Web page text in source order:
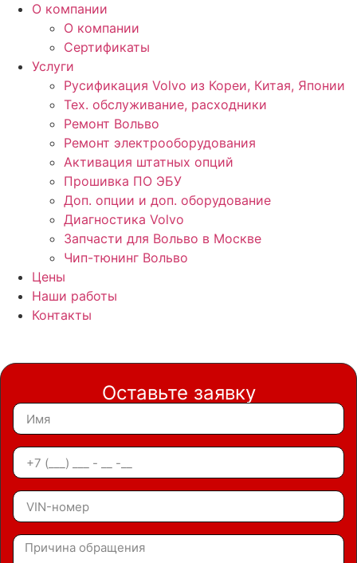
О компании
О компании
Сертификаты
Услуги
Русификация Volvo из Кореи, Китая, Японии
Тех. обслуживание, расходники
Ремонт Вольво
Ремонт электрооборудования
Активация штатных опций
Прошивка ПО ЭБУ
Доп. опции и доп. оборудование
Диагностика Volvo
Запчасти для Вольво в Москве
Чип-тюнинг Вольво
Цены
Наши работы
Контакты
Оставьте заявку